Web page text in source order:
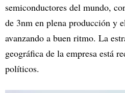
semiconductores del mundo,
de 3nm en plena producción y
avanzando a buen ritmo. La
geográfica de la empresa está
políticos.